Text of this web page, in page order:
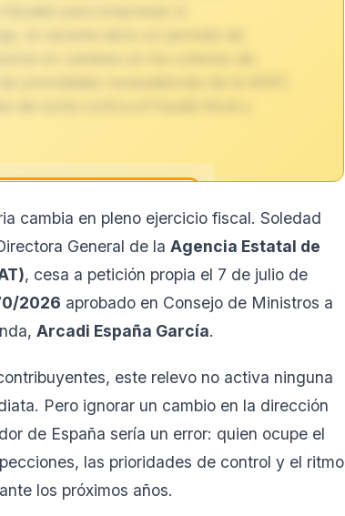
reservado para
de esta normativa está
y Business. Accede al
alertas personalizadas.
cuando quieras
cambia en pleno ejercicio fiscal. Soledad
General de la Agencia Estatal de
, cesa a petición propia el 7 de julio de
2026 aprobado en Consejo de Ministros a
Arcadi España García.
este relevo no activa ninguna
Pero ignorar un cambio en la dirección
de España sería un error: quien ocupe el
las prioridades de control y el ritmo
los próximos años.